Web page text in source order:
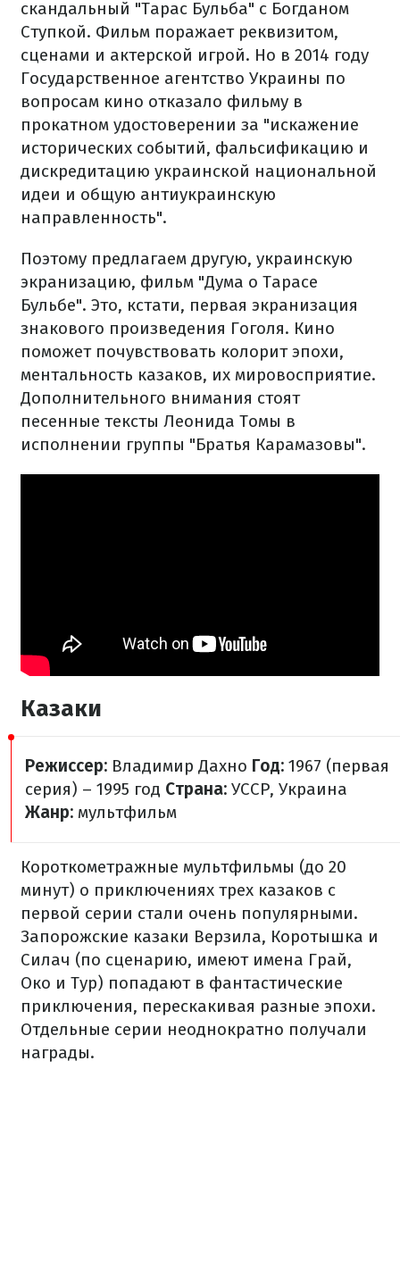
скандальный "Тарас Бульба" с Богданом
Ступкой. Фильм поражает реквизитом,
сценами и актерской игрой. Но в 2014 году
Государственное агентство Украины по
вопросам кино отказало фильму в
прокатном удостоверении за "искажение
исторических событий, фальсификацию и
дискредитацию украинской национальной
идеи и общую антиукраинскую
направленность".
Поэтому предлагаем другую, украинскую
экранизацию, фильм "Дума о Тарасе
Бульбе". Это, кстати, первая экранизация
знакового произведения Гоголя. Кино
поможет почувствовать колорит эпохи,
ментальность казаков, их мировосприятие.
Дополнительного внимания стоят
песенные тексты Леонида Томы в
исполнении группы "Братья Карамазовы".
Казаки
Режиссер: Владимир Дахно Год: 1967 (первая
серия) – 1995 год Страна: УССР, Украина
Жанр: мультфильм
Короткометражные мультфильмы (до 20
минут) о приключениях трех казаков с
первой серии стали очень популярными.
Запорожские казаки Верзила, Коротышка и
Силач (по сценарию, имеют имена Грай,
Око и Тур) попадают в фантастические
приключения, перескакивая разные эпохи.
Отдельные серии неоднократно получали
награды.